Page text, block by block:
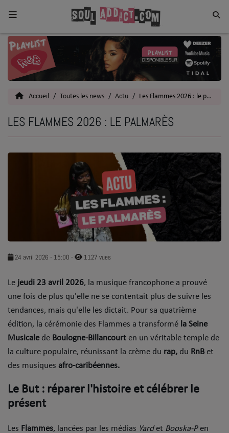
Home
Toutes les News
Actu
5 bonnes raisons
Dans la Street
C quoi ton Actu ?
Dans ton Téléphone
Première Fois
Accueil Toutes les news Actu Les Flammes 2026 : le palmarès
LES FLAMMES 2026 : LE PALMARÈS
24 avril 2026 - 15:00 - 1127 vues
​Le jeudi 23 avril 2026, la musique francophone a prouvé
une fois de plus qu'elle ne se contentait plus de suivre les
tendances, mais qu'elle les dictait. Pour sa quatrième
édition, la cérémonie des Flammes a transformé la Seine
Musicalede Boulogne-Billancourt en un véritable temple de
la culture populaire, réunissant la crème du rap, du RnB et
des musiques afro-caribéennes.
​Le But : réparer l'histoire et célébrer le
présent
​Les Flammes, lancées par les médias Yardet Booska-Pen